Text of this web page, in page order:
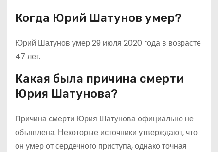
Когда Юрий Шатунов умер?
Юрий Шатунов умер 29 июля 2020 года в возрасте
47 лет.
Какая была причина смерти
Юрия Шатунова?
Причина смерти Юрия Шатунова официально не
объявлена. Некоторые источники утверждают, что
он умер от сердечного приступа, однако точная